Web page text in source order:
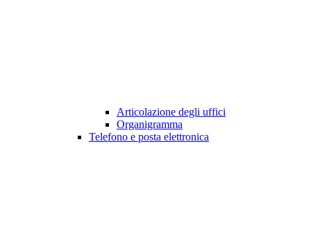
Articolazione degli uffici
Organigramma
Telefono e posta elettronica